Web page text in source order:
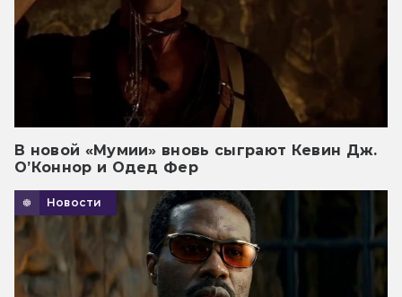
В новой «Мумии» вновь сыграют Кевин Дж.
О’Коннор и Одед Фер
Новости